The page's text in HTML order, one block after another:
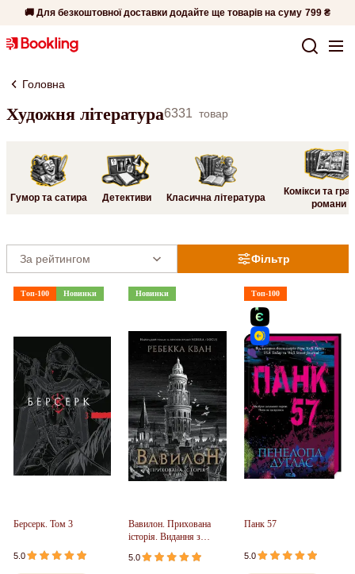
🚚 Для безкоштовної доставки додайте ще товарів на суму 799 ₴
Головна
Художня література6331 товар
Гумор та сатира Детективи Класична література
Комікси та
романи
Фільтр
Топ-100 Новинки
Берсерк. Том 3
5.0
Новинки
Вавилон. Прихована
історія. Видання з
ілюстрованим зрізом
(у)
5.0
Топ-100
Панк 57
5.0